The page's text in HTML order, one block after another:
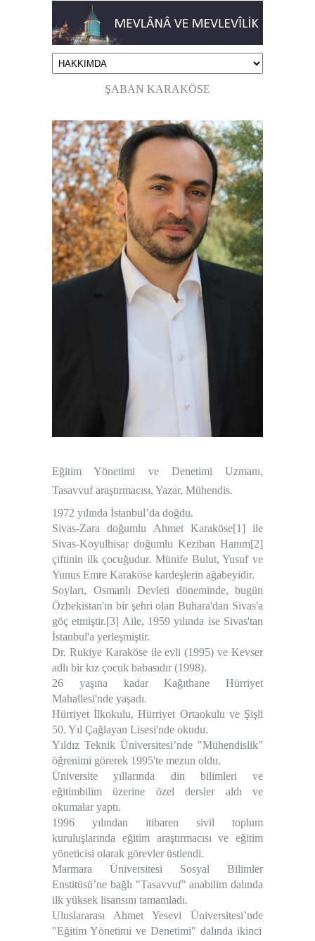
ŞABAN KARAKÖSE
Eğitim Yönetimi ve Denetimi Uzmanı,
Tasavvuf araştırmacısı, Yazar, Mühendis.
1972 yılında İstanbul’da doğdu.
Sivas-Zara doğumlu Ahmet Karaköse[1] ile
Sivas-Koyulhisar doğumlu Keziban Hanım[2]
çiftinin ilk çocuğudur. Münife Bulut, Yusuf ve
Yunus Emre Karaköse kardeşlerin ağabeyidir.
Soyları, Osmanlı Devleti döneminde, bugün
Özbekistan'ın bir şehri olan Buhara'dan Sivas'a
göç etmiştir.[3] Aile, 1959 yılında ise Sivas'tan
İstanbul'a yerleşmiştir.
Dr. Rukiye Karaköse ile evli (1995) ve Kevser
adlı bir kız çocuk babasıdır (1998).
26 yaşına kadar Kağıthane Hürriyet
Mahallesi'nde yaşadı.
Hürriyet İlkokulu, Hürriyet Ortaokulu ve Şişli
50. Yıl Çağlayan Lisesi'nde okudu.
Yıldız Teknik Üniversitesi’nde "Mühendislik"
öğrenimi görerek 1995'te mezun oldu.
Üniversite yıllarında din bilimleri ve
eğitimbilim üzerine özel dersler aldı ve
okumalar yaptı.
1996 yılından itibaren sivil toplum
kuruluşlarında eğitim araştırmacısı ve eğitim
yöneticisi olarak görevler üstlendi.
Marmara Üniversitesi Sosyal Bilimler
Enstitüsü’ne bağlı "Tasavvuf"anabilim dalında
ilk yüksek lisansını tamamladı.
Uluslararası Ahmet Yesevi Üniversitesi’nde
"Eğitim Yönetimi ve Denetimi" dalında ikinci